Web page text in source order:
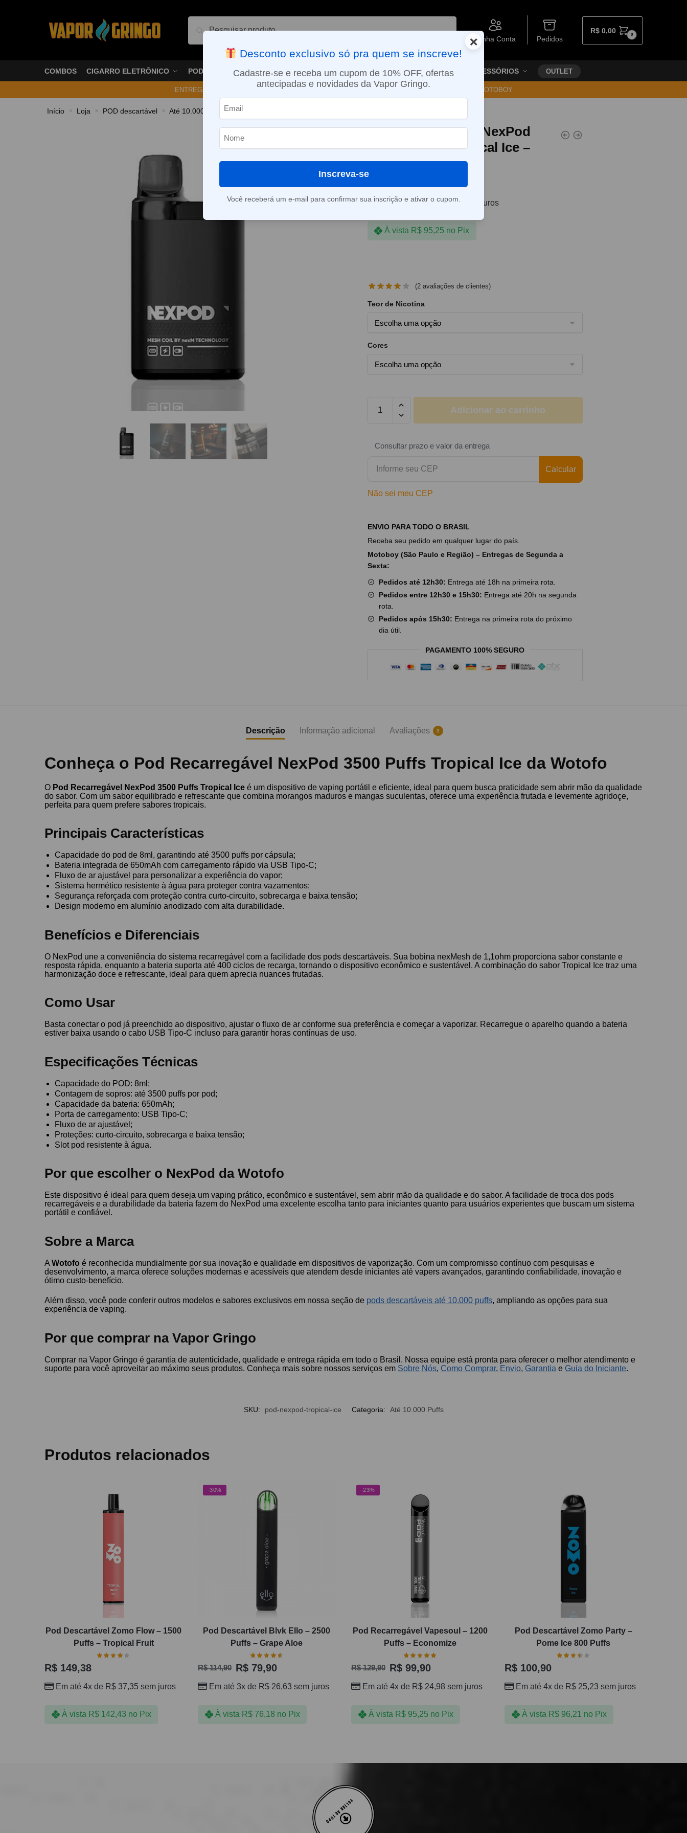
Pesquisar
Minha Conta Pedidos
R$ 0,00 0
COMBOS CIGARRO ELETRÔNICO PODS VAPORIZADOR DE ERVAS E-LIQUÍDOS NICOTINA ORAL ACESSÓRIOS OUTLET
ENTREGA NO MESMO DIA EM SÃO PAULO (SEG A SEX): PEDIDOS APROVADOS ATÉ 15:30 VIA MOTOBOY
Início » Loja » POD descartável » Até 10.000 Puffs » Pod Recarregável NexPod 3500 Puffs – Tropical Ice – Wotofo
Pod Recarregável NexPod
3500 Puffs – Tropical Ice –
Wotofo
Em até 4x de R$24,98 sem juros
À vista R$ 95,25 no Pix
(2 avaliações de clientes)
Teor de Nicotina
Cores
Adicionar ao carrinho
Consultar prazo e valor da entrega
Calcular
Não sei meu CEP
ENVIO PARA TODO O BRASIL
Receba seu pedido em qualquer lugar do país.
Motoboy (São Paulo e Região) – Entregas de Segunda a
Sexta:
Pedidos até 12h30: Entrega até 18h na primeira rota.
Pedidos entre 12h30 e 15h30: Entrega até 20h na segunda
rota.
Pedidos após 15h30: Entrega na primeira rota do próximo
dia útil.
PAGAMENTO 100% SEGURO
Descrição Informação adicional Avaliações 2
Conheça o Pod Recarregável NexPod 3500 Puffs Tropical Ice da Wotofo
O Pod Recarregável NexPod 3500 Puffs Tropical Ice é um dispositivo de vaping portátil e eficiente, ideal para quem busca praticidade sem abrir mão da qualidade
do sabor. Com um sabor equilibrado e refrescante que combina morangos maduros e mangas suculentas, oferece uma experiência frutada e levemente agridoçe,
perfeita para quem prefere sabores tropicais.
Principais Características
Capacidade do pod de 8ml, garantindo até 3500 puffs por cápsula;
Bateria integrada de 650mAh com carregamento rápido via USB Tipo-C;
Fluxo de ar ajustável para personalizar a experiência do vapor;
Sistema hermético resistente à água para proteger contra vazamentos;
Segurança reforçada com proteção contra curto-circuito, sobrecarga e baixa tensão;
Design moderno em alumínio anodizado com alta durabilidade.
Benefícios e Diferenciais
O NexPod une a conveniência do sistema recarregável com a facilidade dos pods descartáveis. Sua bobina nexMesh de 1,1ohm proporciona sabor constante e
resposta rápida, enquanto a bateria suporta até 400 ciclos de recarga, tornando o dispositivo econômico e sustentável. A combinação do sabor Tropical Ice traz uma
harmonização doce e refrescante, ideal para quem aprecia nuances frutadas.
Como Usar
Basta conectar o pod já preenchido ao dispositivo, ajustar o fluxo de ar conforme sua preferência e começar a vaporizar. Recarregue o aparelho quando a bateria
estiver baixa usando o cabo USB Tipo-C incluso para garantir horas contínuas de uso.
Especificações Técnicas
Capacidade do POD: 8ml;
Contagem de sopros: até 3500 puffs por pod;
Capacidade da bateria: 650mAh;
Porta de carregamento: USB Tipo-C;
Fluxo de ar ajustável;
Proteções: curto-circuito, sobrecarga e baixa tensão;
Slot pod resistente à água.
Por que escolher o NexPod da Wotofo
Este dispositivo é ideal para quem deseja um vaping prático, econômico e sustentável, sem abrir mão da qualidade e do sabor. A facilidade de troca dos pods
recarregáveis e a durabilidade da bateria fazem do NexPod uma excelente escolha tanto para iniciantes quanto para usuários experientes que buscam um sistema
portátil e confiável.
Sobre a Marca
AWotofo é reconhecida mundialmente por sua inovação e qualidade em dispositivos de vaporização. Com um compromisso contínuo com pesquisas e
desenvolvimento, a marca oferece soluções modernas e acessíveis que atendem desde iniciantes até vapers avançados, garantindo confiabilidade, inovação e
ótimo custo-benefício.
Além disso, você pode conferir outros modelos e sabores exclusivos em nossa seção de pods descartáveis até 10.000 puffs, ampliando as opções para sua
experiência de vaping.
Por que comprar na Vapor Gringo
Comprar na Vapor Gringo é garantia de autenticidade, qualidade e entrega rápida em todo o Brasil. Nossa equipe está pronta para oferecer o melhor atendimento e
suporte para você aproveitar ao máximo seus produtos. Conheça mais sobre nossos serviços em Sobre Nós, Como Comprar, Envio, Garantia e Guia do Iniciante.
SKU: pod-nexpod-tropical-ice Categoria: Até 10.000 Puffs
Produtos relacionados
Pod Descartável Zomo Flow – 1500
Puffs – Tropical Fruit
R$ 149,38
Em até 4x de R$ 37,35 sem juros
À vista R$142,43 no Pix
-30%
Pod Descartável Blvk Ello – 2500
Puffs – Grape Aloe
R$114,90 R$ 79,90
Em até 3x de R$ 26,63 sem juros
À vista R$76,18 no Pix
-23%
Pod Recarregável Vapesoul – 1200
Puffs – Economize
R$129,90 R$99,90
Em até 4x de R$24,98 sem juros
À vista R$95,25 no Pix
Pod Descartável Zomo Party –
Pome Ice 800 Puffs
R$100,90
Em até 4x de R$25,23 sem juros
À vista R$96,21 no Pix
VOLTAR AO TOPO
×
Desconto exclusivo só pra quem se inscreve!
Cadastre-se e receba um cupom de 10% OFF, ofertas
antecipadas e novidades da Vapor Gringo.
Inscreva-se
Você receberá um e-mail para confirmar sua inscrição e ativar o cupom.